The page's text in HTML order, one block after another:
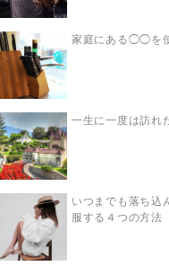
家庭にある◯◯を
一生に一度は訪れ
いつまでも落ち込
服する４つの方法